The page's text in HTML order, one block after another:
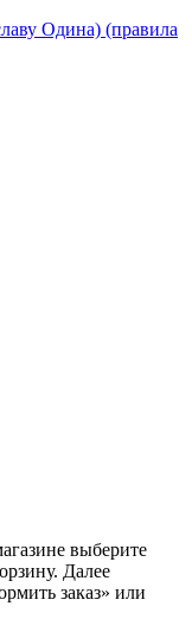
выберите
Далее
заказ» или